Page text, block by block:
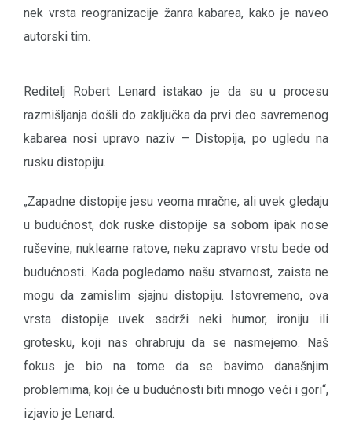
nek vrsta reogranizacije žanra kabarea, kako je naveo
autorski tim.
Reditelj Robert Lenard istakao je da su u procesu
razmišljanja došli do zaključka da prvi deo savremenog
kabarea nosi upravo naziv – Distopija, po ugledu na
rusku distopiju.
„Zapadne distopije jesu veoma mračne, ali uvek gledaju
u budućnost, dok ruske distopije sa sobom ipak nose
ruševine, nuklearne ratove, neku zapravo vrstu bede od
budućnosti. Kada pogledamo našu stvarnost, zaista ne
mogu da zamislim sjajnu distopiju. Istovremeno, ova
vrsta distopije uvek sadrži neki humor, ironiju ili
grotesku, koji nas ohrabruju da se nasmejemo. Naš
fokus je bio na tome da se bavimo današnjim
problemima, koji će u budućnosti biti mnogo veći i gori“,
izjavio je Lenard.